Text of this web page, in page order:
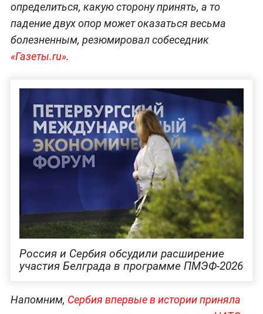
определиться, какую сторону принять, а то
падение двух опор может оказаться весьма
болезненным, резюмировал собеседник
«Газеты.ru».
Россия и Сербия обсудили расширение
участия Белграда в программе ПМЭФ-2026
Напомним, Сербия впервые в истории приняла